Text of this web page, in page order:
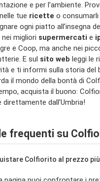
e per l’ambiente.
tue ricette o
ogni piatto all’insegna
migliori supermercati e
e Coop, ma anche nei
E sul sito web leggi le
e ti informi sulla storia del
il mondo della bontà di
acquista il buono:
direttamente dall’Umbria!
frequenti su
Colfiorito al prezzo